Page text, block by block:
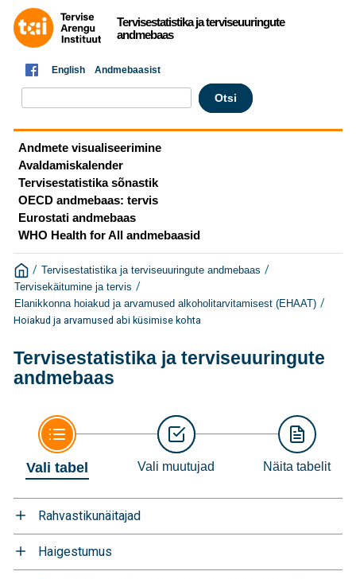
Tervisestatistika ja terviseuuringute
andmebaas
English Andmebaasist
Andmete visualiseerimine
Avaldamiskalender
Tervisestatistika sõnastik
OECD andmebaas: tervis
Eurostati andmebaas
WHO Health for All andmebaasid
/ Tervisestatistika ja terviseuuringute andmebaas /
Tervisekäitumine ja tervis /
Elanikkonna hoiakud ja arvamused alkoholitarvitamisest (EHAAT) /
Hoiakud ja arvamused abi küsimise kohta
Tervisestatistika ja terviseuuringute
andmebaas
Vali tabel Vali muutujad Näita tabelit
Rahvastikunäitajad
Haigestumus